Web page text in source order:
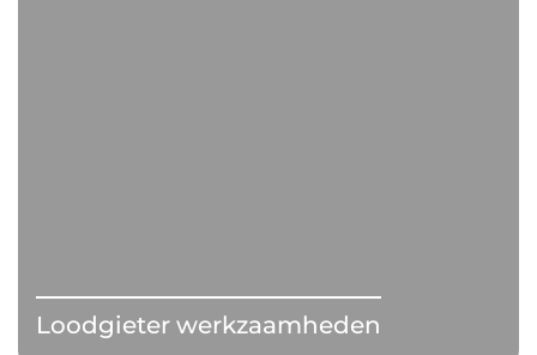
Loodgieter werkzaamheden